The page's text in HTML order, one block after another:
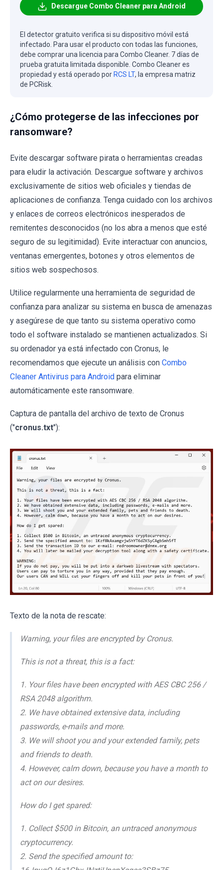
Descargue Combo Cleaner para Android
El detector gratuito verifica si su dispositivo móvil está
infectado. Para usar el producto con todas las funciones,
debe comprar una licencia para Combo Cleaner. 7 días de
prueba gratuita limitada disponible. Combo Cleaner es
propiedad y está operado por RCS LT, la empresa matriz
de PCRisk.
¿Cómo protegerse de las infecciones por
ransomware?
Evite descargar software pirata o herramientas creadas
para eludir la activación. Descargue software y archivos
exclusivamente de sitios web oficiales y tiendas de
aplicaciones de confianza. Tenga cuidado con los archivos
y enlaces de correos electrónicos inesperados de
remitentes desconocidos (no los abra a menos que esté
seguro de su legitimidad). Evite interactuar con anuncios,
ventanas emergentes, botones y otros elementos de
sitios web sospechosos.
Utilice regularmente una herramienta de seguridad de
confianza para analizar su sistema en busca de amenazas
y asegúrese de que tanto su sistema operativo como
todo el software instalado se mantienen actualizados. Si
su ordenador ya está infectado con Cronus, le
recomendamos que ejecute un análisis con Combo
Cleaner Antivirus para Android para eliminar
automáticamente este ransomware.
Captura de pantalla del archivo de texto de Cronus
("cronus.txt"):
Texto de la nota de rescate:
Warning, your files are encrypted by Cronus.
This is not a threat, this is a fact:
1. Your files have been encrypted with AES CBC 256 /
RSA 2048 algorithm.
2. We have obtained extensive data, including
passwords, e-mails and more.
3. We will shoot you and your extended family, pets
and friends to death.
4. However, calm down, because you have a month to
act on our desires.
How do I get spared:
1. Collect $500 in Bitcoin, an untraced anonymous
cryptocurrency.
2. Send the specified amount to: